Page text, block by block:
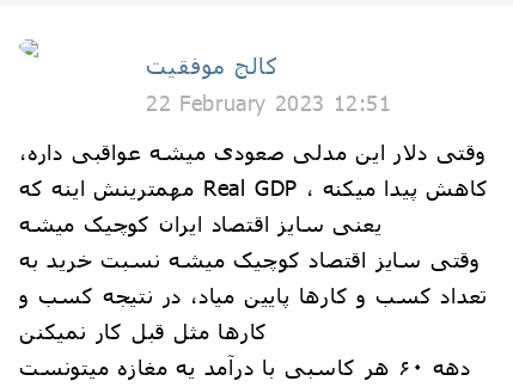
كالج موفقيت
22 February 2023 12:51
وقتی دلار این مدلی صعودی میشه عواقبی داره،
مهمترینش اینه که Real GDP کاهش پیدا میکنه ،
یعنی سایز اقتصاد ایران کوچیک میشه
وقتی سایز اقتصاد کوچیک میشه نسبت خرید به
تعداد کسب و کارها پایین میاد، در نتیجه کسب و
کارها مثل قبل کار نمیکنن
دهه ۶۰ هر کاسبی با درآمد یه مغازه میتونست